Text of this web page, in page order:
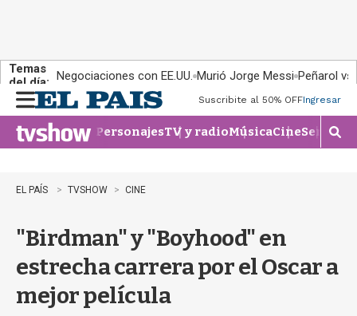
Temas
del día: Negociaciones con EE.UU. Murió Jorge Messi Peñarol
n
u
Suscribite al 50% OFFIngresar
PersonajesTV y radioMúsicaCineSeries
M
o
�
EL PAÍS TVSHOW CINE
"Birdman" y "Boyhood" en
estrecha carrera por el Oscar a
mejor película